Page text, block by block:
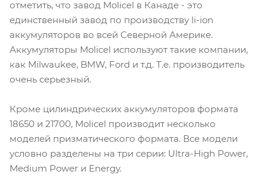
отметить, что завод Molicel в Канаде - это
единственный завод по производству li-ion
аккумуляторов во всей Северной Америке.
Аккумуляторы Molicel используют такие компании,
как Milwaukee, BMW, Ford и т.д. Т.е. производитель
очень серьезный.
Кроме цилиндрических аккумуляторов формата
18650 и 21700, Molicel производит несколько
моделей призматического формата. Все модели
условно разделены на три серии: Ultra-High Power,
Medium Power и Energy.